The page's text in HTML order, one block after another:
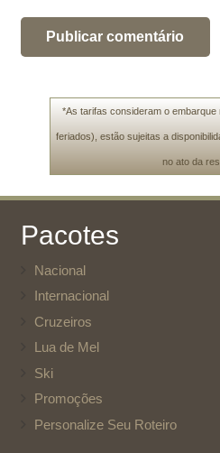
Publicar comentário
*As tarifas consideram o
feriados), estão sujeitas a
no ato da
Pacotes
Nacional
Internacional
Cruzeiros
Lua de Mel
Ski
Promoções
Personalize Seu Roteiro